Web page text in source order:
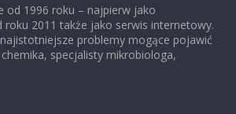
od 1996 roku – najpierw jako
roku 2011 także jako serwis internetowy.
problemy mogące pojawić
specjalisty mikrobiologa,